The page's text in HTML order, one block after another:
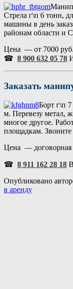
Стрела г\п 6 тонн,
машины в день
районам области и
Цена — от 7000 руб.
☎ 8 900 632 05 78
Заказать
Борт г\п
м. Перевезу метал,
многое другое.
площадкам.
Цена — договорная
☎ 8 911 162 28 18
Опубликовано
в аренду